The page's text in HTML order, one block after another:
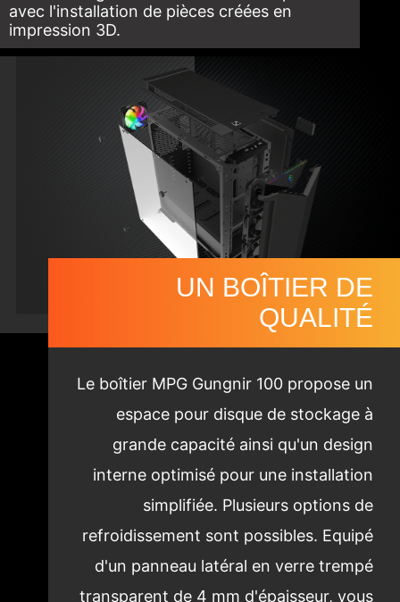
avec l'installation de pièces créées en
impression 3D.
UN BOÎTIER DE
QUALITÉ
Le boîtier MPG Gungnir 100 propose un
espace pour disque de stockage à
grande capacité ainsi qu'un design
interne optimisé pour une installation
simplifiée. Plusieurs options de
refroidissement sont possibles. Equipé
d'un panneau latéral en verre trempé
transparent de 4 mm d'épaisseur, vous